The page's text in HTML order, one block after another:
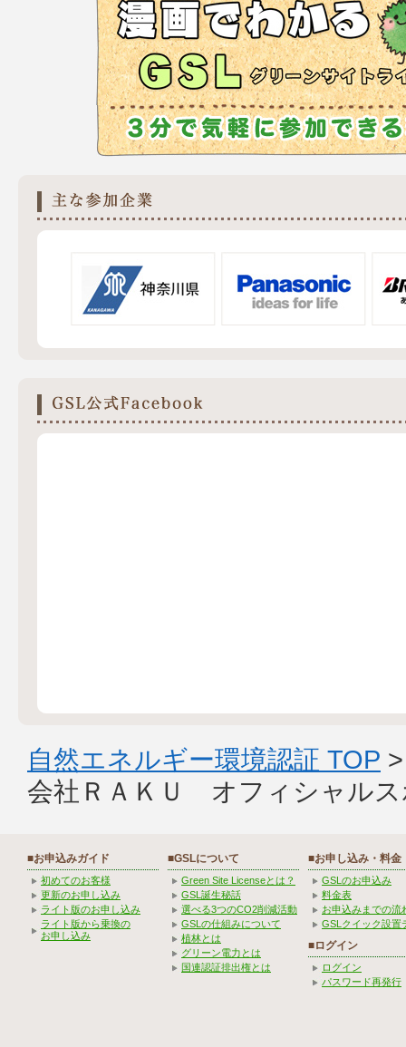
自然エネルギー環境認証 TOP
会社ＲＡＫＵ オフィシャルス
■お申込みガイド
初めてのお客様
更新のお申し込み
ライト版のお申し込み
ライト版から乗換の
お申し込み
■GSLについて
Green Site Licenseとは？
GSL誕生秘話
選べる3つのCO2削減活動
GSLの仕組みについて
植林とは
グリーン電力とは
国連認証排出権とは
■お申し込み・料金
GSLのお申込み
料金表
お申込みまでの流
GSLクイック設置
■ログイン
ログイン
パスワード再発行